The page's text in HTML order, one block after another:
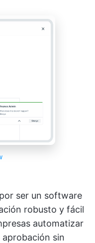
ser un software
robusto y fácil
automatizar
sin